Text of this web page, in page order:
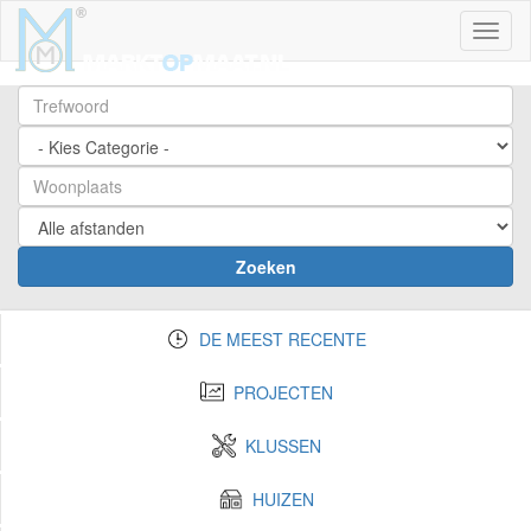
Zoeken
DE MEEST RECENTE
PROJECTEN
KLUSSEN
HUIZEN